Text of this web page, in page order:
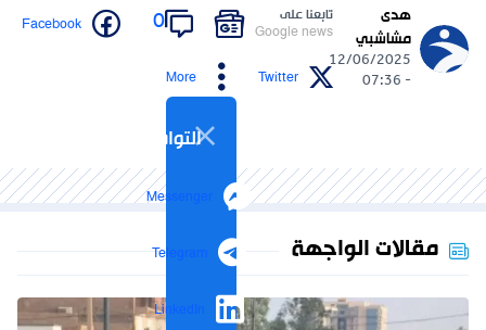
هدى
مشاشبي
12/06/2025
- 07:36
تابعنا على
Google news
0
Facebook
Twitter
More
التواصل الاجتماعي
Messenger
Telegram
LinkedIn
مقالات الواجهة